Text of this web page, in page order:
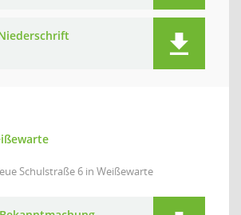
Schulstraße 6 in Weißewarte